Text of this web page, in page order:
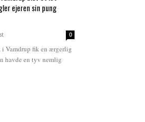
ejeren sin pung
0
Vamdrup fik en ærgerlig
havde en tyv nemlig